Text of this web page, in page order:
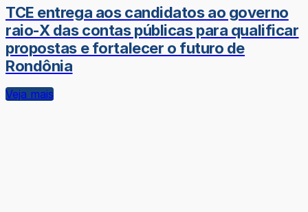
TCE entrega aos candidatos ao governo
raio-X das contas públicas para qualificar
propostas e fortalecer o futuro de
Rondônia
Veja mais